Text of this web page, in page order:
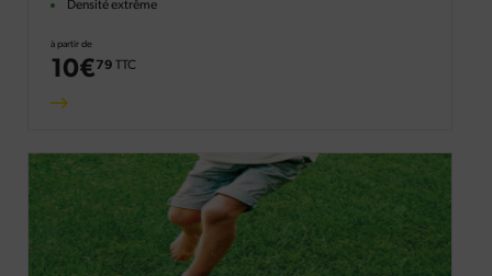
Densité extrême
à partir de
10€79 TTC